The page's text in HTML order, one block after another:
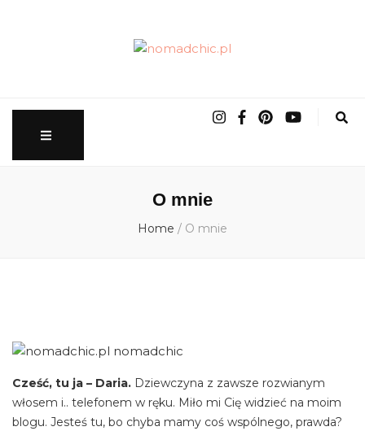
O mnie
Home / O mnie
Cześć, tu ja – Daria. Dziewczyna z zawsze rozwianym
włosem i.. telefonem w ręku. Miło mi Cię widzieć na moim
blogu. Jesteś tu, bo chyba mamy coś wspólnego, prawda?